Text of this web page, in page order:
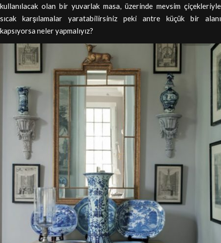
kullanılacak olan bir yuvarlak masa, üzerinde mevsim çiçekleriyle
sıcak karşılamalar yaratabilirsiniz peki antre küçük bir alanı
kapsıyorsa neler yapmalıyız?